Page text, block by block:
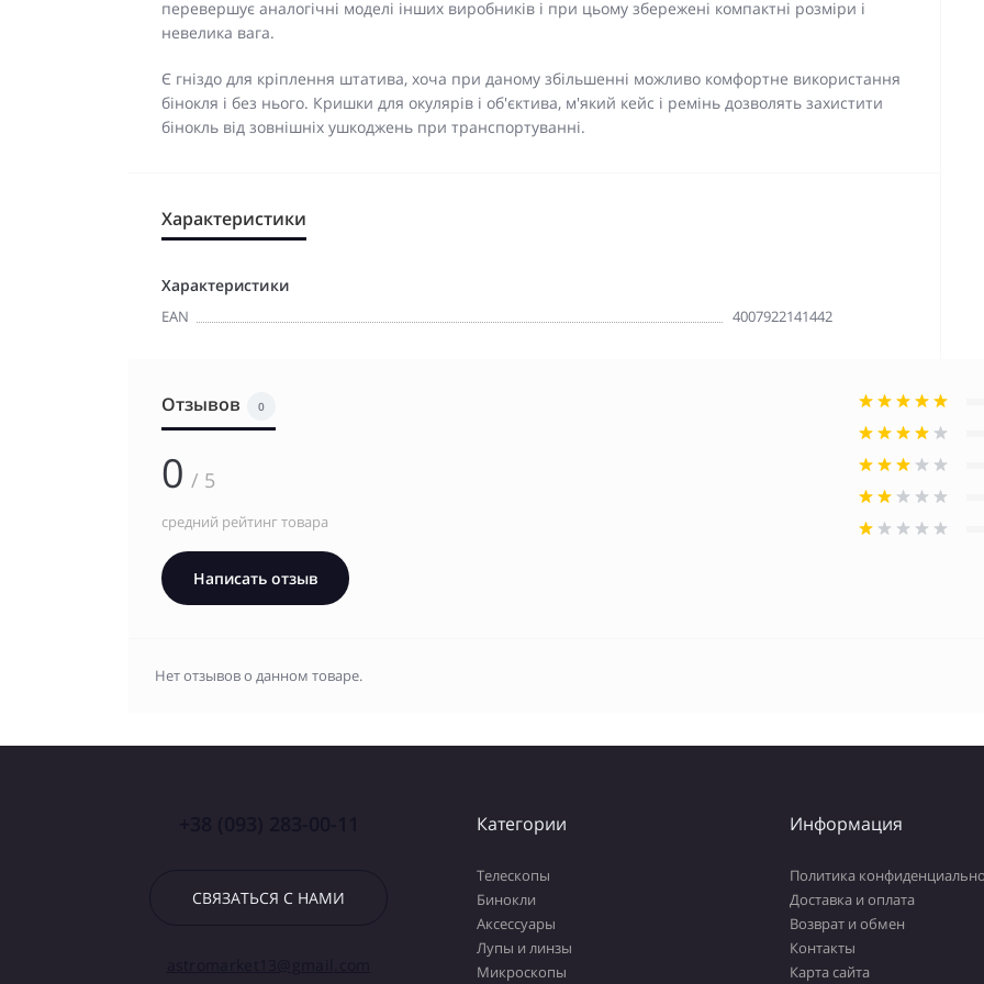
перевершує аналогічні моделі інших виробників і при цьому збережені компактні розміри і
невелика вага.
Є гніздо для кріплення штатива, хоча при даному збільшенні можливо комфортне використання
бінокля і без нього. Кришки для окулярів і об'єктива, м'який кейс і ремінь дозволять захистити
бінокль від зовнішніх ушкоджень при транспортуванні.
Характеристики
Характеристики
EAN 4007922141442
Отзывов 0
0 / 5
средний рейтинг товара
Написать отзыв
Нет отзывов о данном товаре.
СВЯЗАТЬСЯ С НАМИ
Категории
Телескопы
Бинокли
Аксессуары
Лупы и линзы
Микроскопы
Информация
Политика
Доставка и оплата
Возврат и обмен
Контакты
Карта сайта